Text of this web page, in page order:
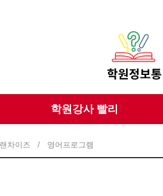
학원강사 빨리
차이즈 / 영어프로그램